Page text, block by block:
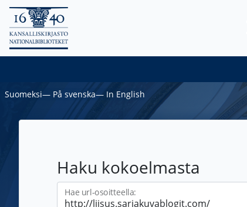
Suomeksi― På svenska― In English
Haku kokoelmasta
Hae url-osoitteella: